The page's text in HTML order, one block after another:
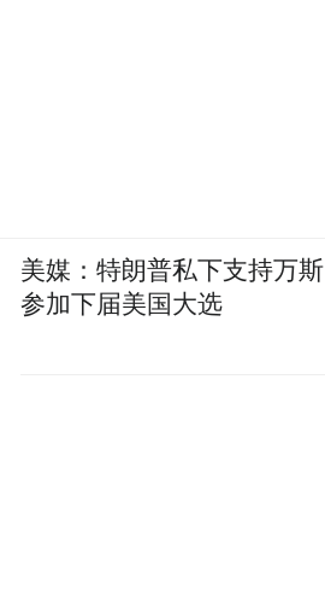
美媒：特朗普私下支持万斯
参加下届美国大选